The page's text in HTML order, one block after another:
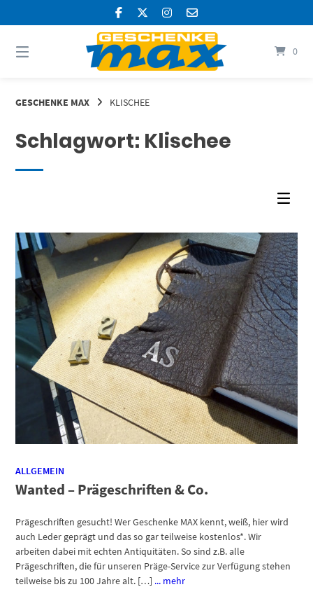
Inhalt
0
GESCHENKE MAX KLISCHEE
Schlagwort: Klischee
ALLGEMEIN
Wanted – Prägeschriften & Co.
Prägeschriften gesucht! Wer Geschenke MAX kennt, weiß, hier wird
auch Leder geprägt und das so gar teilweise kostenlos*. Wir
arbeiten dabei mit echten Antiquitäten. So sind z.B. alle
Prägeschriften, die für unseren Präge-Service zur Verfügung stehen
teilweise bis zu 100 Jahre alt. […] ... mehr